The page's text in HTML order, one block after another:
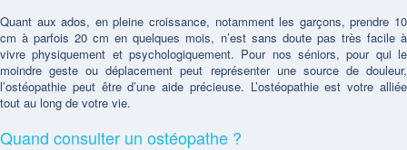
Quant aux ados, en pleine croissance, notamment les garçons, prendre 10
cm à parfois 20 cm en quelques mois, n’est sans doute pas très facile à
vivre physiquement et psychologiquement. Pour nos séniors, pour qui le
moindre geste ou déplacement peut représenter une source de douleur,
l’ostéopathie peut être d’une aide précieuse. L’ostéopathie est votre alliée
tout au long de votre vie.
Quand consulter un ostéopathe ?